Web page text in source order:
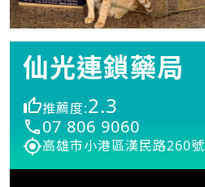
仙光連鎖藥局
推薦度:2.3
07 806 9060
高雄市小港區漢民路260號